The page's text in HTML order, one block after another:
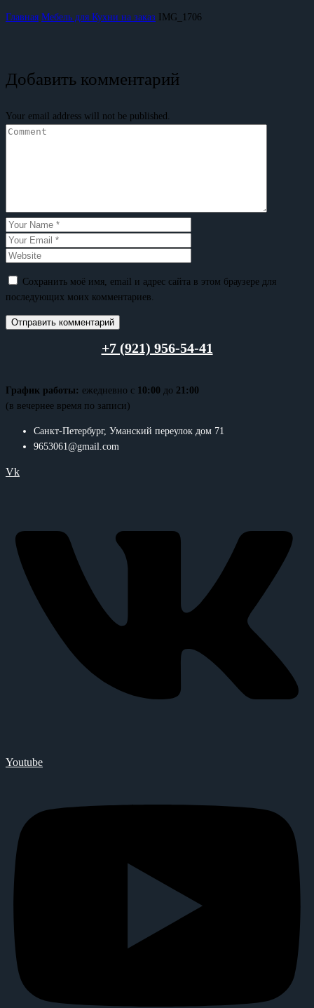
Главная Мебель для Кухни на заказ IMG_1706
Добавить комментарий
Your email address will not be published.
Сохранить моё имя, email и адрес сайта в этом браузере для
последующих моих комментариев.
+7 (921) 956-54-41
График работы: ежедневно с 10:00 до 21:00
(в вечернее время по записи)
Санкт-Петербург, Уманский переулок дом 71
9653061@gmail.com
Vk
Youtube